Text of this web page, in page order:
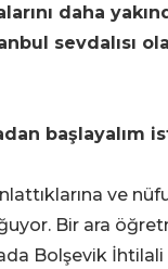
daha
sevdalısı
başlayalım
ve
Bir ara
Bolşevik